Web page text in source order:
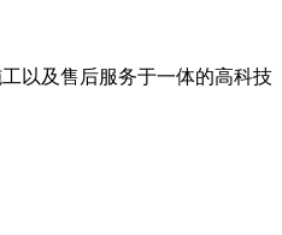
以及售后服务于一体的高科技